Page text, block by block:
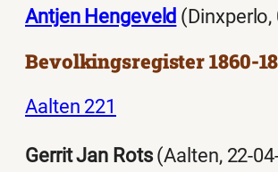
Antjen Hengeveld (Dinxperlo,
Bevolkingsregister 1860-
Aalten 221
Gerrit Jan Rots(Aalten, 22-